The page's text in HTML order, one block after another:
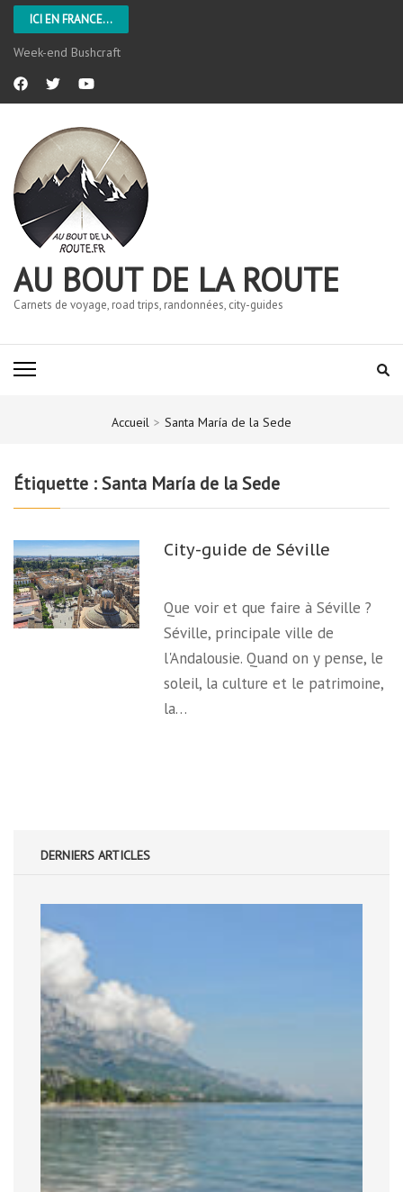
ICI EN FRANCE...
Week-end Bushcraft
AU BOUT DE LA ROUTE
Carnets de voyage, road trips, randonnées, city-guides
Accueil > Santa María de la Sede
Étiquette :Santa María de la Sede
City-guide de Séville
Que voir et que faire à Séville ?
Séville, principale ville de
l'Andalousie. Quand on y pense, le
soleil, la culture et le patrimoine,
la…
DERNIERS ARTICLES